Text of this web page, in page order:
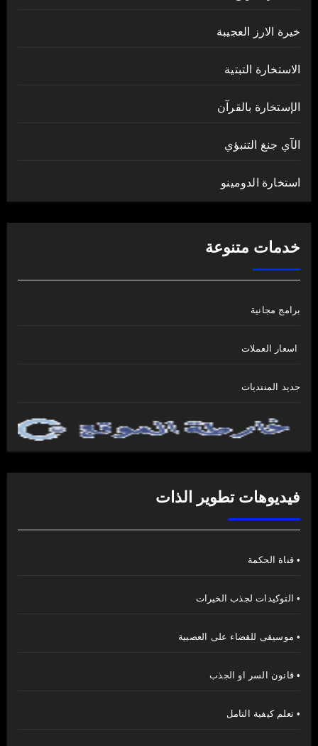
خيرة الارز العجيبة
الاستخارة التبتية
الإستخارة بالقرآن
الآي جنغ التنبؤي
استخارة الدومينو
خدمات متنوعة
برامج مجانية
اسعار العملات
جديد المنتديات
فيديوهات تطوير الذات
• قناة الحكمة
• التوكيدات لجذب الخيرات
• موسيقى للقضاء على العصبية
• قانون السر او الجذب
• تعلم كيفية التامل